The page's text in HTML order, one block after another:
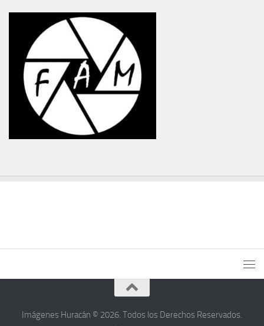
Imágenes Huracán © 2026. Todos los Derechos Reservados.